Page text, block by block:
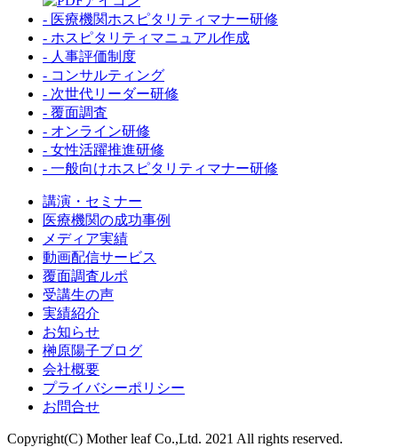
- 医療機関ホスピタリティマナー研修
- ホスピタリティマニュアル作成
- 人事評価制度
- コンサルティング
- 次世代リーダー研修
- 覆面調査
- オンライン研修
- 女性活躍推進研修
- 一般向けホスピタリティマナー研修
講演・セミナー
医療機関の成功事例
メディア実績
動画配信サービス
覆面調査ルポ
受講生の声
実績紹介
お知らせ
榊原陽子ブログ
会社概要
プライバシーポリシー
お問合せ
Copyright(C) Mother leaf Co.,Ltd. 2021 All rights reserved.